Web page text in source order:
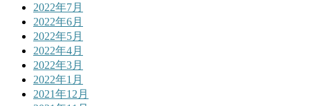
2022年7月
2022年6月
2022年5月
2022年4月
2022年3月
2022年1月
2021年12月